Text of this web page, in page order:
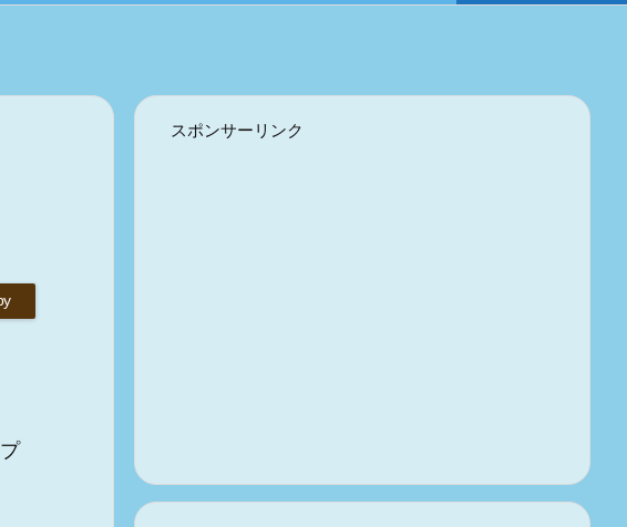
スポンサーリンク